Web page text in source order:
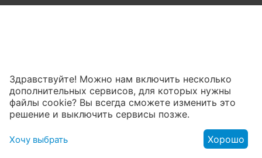
Здравствуйте! Можно нам включить несколько
дополнительных сервисов, для которых нужны
файлы cookie? Вы всегда сможете изменить это
решение и выключить сервисы позже.
Хочу выбрать Хорошо